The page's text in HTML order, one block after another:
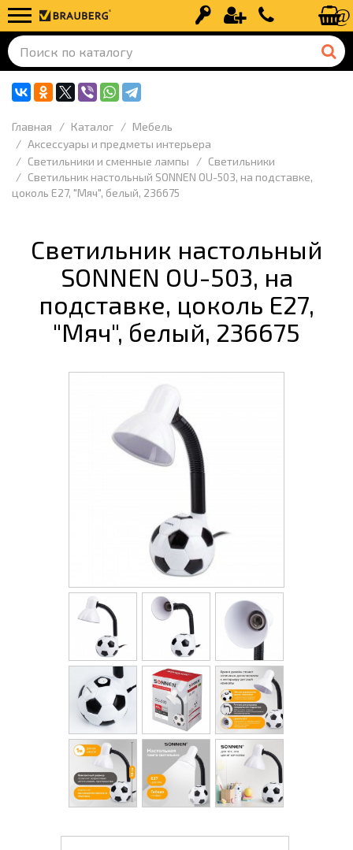
Вход Регистрация+7 (499) 110-
Главная Каталог
Мебель
Аксессуары и предметы интерьера
Светильники и сменные лампы
Светильники
Светильник настольный SONNEN OU-503, на подставке,
цоколь Е27, "Мяч", белый, 236675
Светильник настольный
SONNEN OU-503, на
подставке, цоколь Е27,
"Мяч", белый, 236675